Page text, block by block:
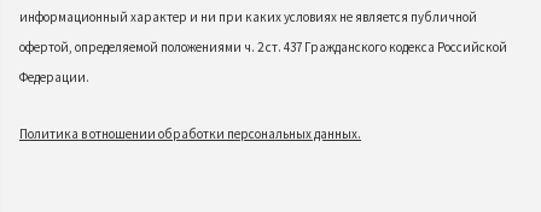
информационный характер и ни при каких условиях не является публичной
офертой, определяемой положениями ч. 2 ст. 437 Гражданского кодекса Российской
Федерации.
Политика в отношении обработки персональных данных.